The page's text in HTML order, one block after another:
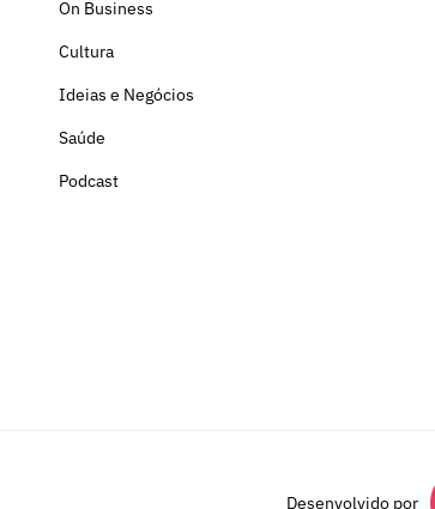
On Business
Cultura
Ideias e Negócios
Saúde
Podcast
Desenvolvido por